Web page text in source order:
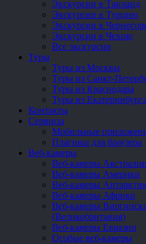
Экскурсии в Таиланд
Экскурсии в Турцию
Экскурсии в
Экскурсии в Чехию
Все экскурсии
Туры
Туры из Москвы
Туры из Санкт-
Туры из Краснодара
Туры из Екатеринбурга
Контакты
Сервисы
Мобильные
Плагины для браузера
Веб-камеры
Веб-камеры
Веб-камеры Америки
Веб-камеры
Веб-камеры Африки
Веб-камеры
(Великобритания)
Веб-камеры Евразии
Особые веб-камеры